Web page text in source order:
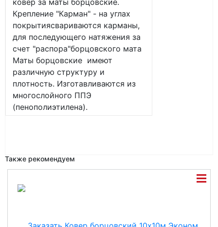
ковер за маты борцовские.
Крепление "Карман" - на углах
покрытиясвариваются карманы,
для последующего натяжения за
счет "распора"борцовского мата
Маты борцовские имеют
различную структуру и
плотность. Изготавливаются из
многослойного ППЭ
(пенополиэтилена).
Также рекомендуем